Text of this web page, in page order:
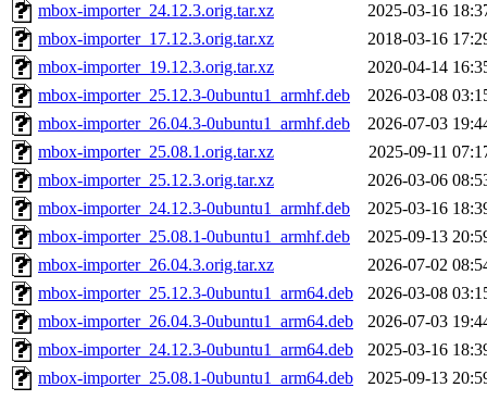
mbox-importer_24.12.3.orig.tar.xz
2025-03-16
mbox-importer_17.12.3.orig.tar.xz
2018-03-16
mbox-importer_19.12.3.orig.tar.xz
2020-04-14
mbox-importer_25.12.3-0ubuntu1_armhf.deb
2026-03-08
mbox-importer_26.04.3-0ubuntu1_armhf.deb
2026-07-03
mbox-importer_25.08.1.orig.tar.xz
2025-09-11
mbox-importer_25.12.3.orig.tar.xz
2026-03-06
mbox-importer_24.12.3-0ubuntu1_armhf.deb
2025-03-16
mbox-importer_25.08.1-0ubuntu1_armhf.deb
2025-09-13
mbox-importer_26.04.3.orig.tar.xz
2026-07-02
mbox-importer_25.12.3-0ubuntu1_arm64.deb
2026-03-08
mbox-importer_26.04.3-0ubuntu1_arm64.deb
2026-07-03
mbox-importer_24.12.3-0ubuntu1_arm64.deb
2025-03-16
mbox-importer_25.08.1-0ubuntu1_arm64.deb
2025-09-13